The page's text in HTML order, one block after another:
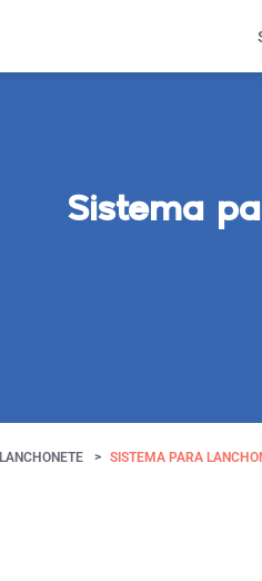
Sistema
LANCHONETE SISTEMA PARA